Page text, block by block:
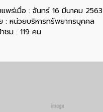
แพร่เมื่อ : จันทร์ 16 มีนาคม 2563
: หน่วยบริหารทรัพยากรบุคคล
าชม : 119 คน